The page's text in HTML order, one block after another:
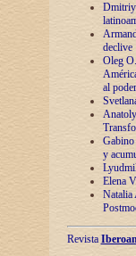
Dmitriy
declive
Oleg
al poder
y
Elena
Natalia
Revista